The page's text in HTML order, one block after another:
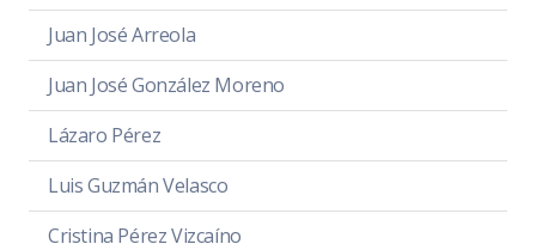
Juan José Arreola
Juan José González Moreno
Lázaro Pérez
Luis Guzmán Velasco
Cristina Pérez Vizcaíno